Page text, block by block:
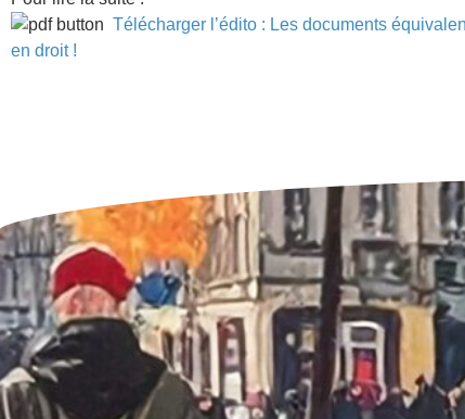
Télécharger l’édito : Les documents
en droit !